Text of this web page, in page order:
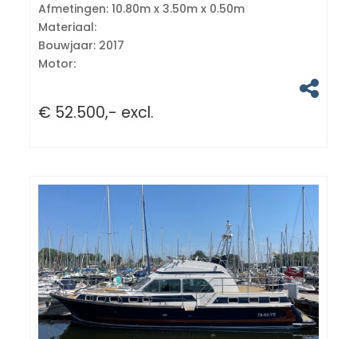
Afmetingen: 10.80m x 3.50m x 0.50m
Materiaal:
Bouwjaar: 2017
Motor:
€ 52.500,- excl.